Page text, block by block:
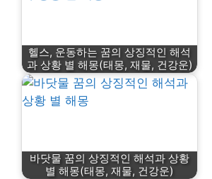
헬스, 운동하는 꿈의 상징적인 해석
과 상황 별 해몽(태몽, 재물, 건강운)
바닷물 꿈의 상징적인 해석과 상황
별 해몽(태몽, 재물, 건강운)